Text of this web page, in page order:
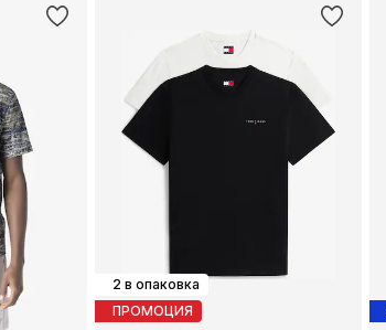
2 в опаковка
ПРОМОЦИЯ